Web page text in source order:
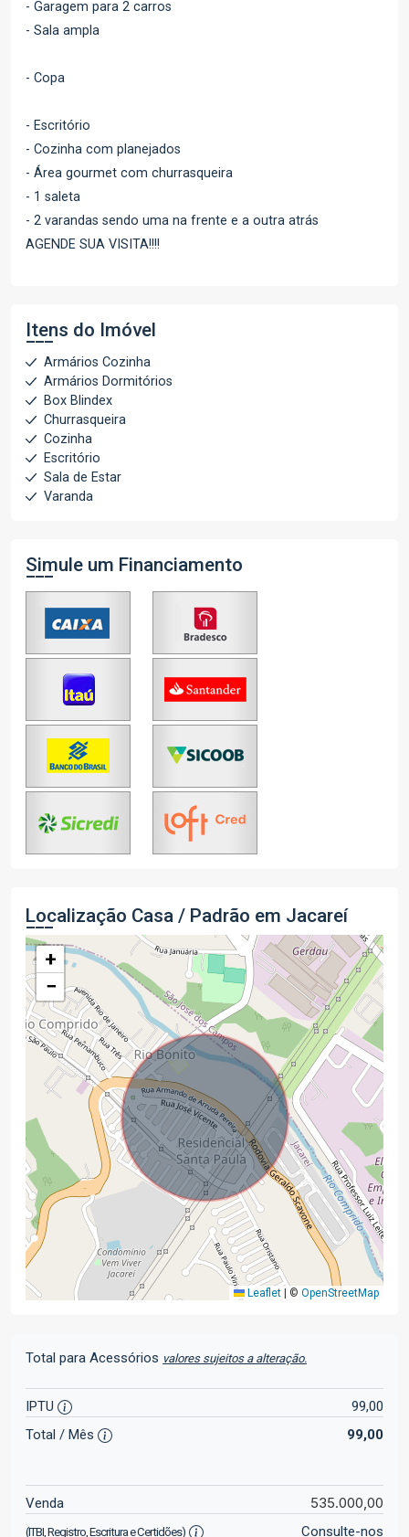
- Garagem para 2 carros
- Sala ampla
- Copa
- Escritório
- Cozinha com planejados
- Área gourmet com churrasqueira
- 1 saleta
- 2 varandas sendo uma na frente e a outra atrás
AGENDE SUA VISITA!!!!
Itens do Imóvel
Armários Cozinha
Armários Dormitórios
Box Blindex
Churrasqueira
Cozinha
Escritório
Sala de Estar
Varanda
Simule um Financiamento
Localização Casa / Padrão em Jacareí
+
−
Leaflet © OpenStreetMap
Total para Acessórios valores sujeitos a alteração.
IPTU
99,00
Total / Mês
99,00
Venda 535.000,00
(ITBI, Registro, Escritura e Certidões) Consulte-nos